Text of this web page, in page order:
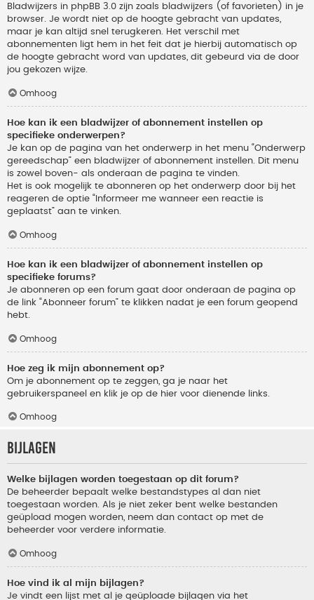
Bladwijzers in phpBB 3.0 zijn zoals bladwijzers (of favorieten) in je
browser. Je wordt niet op de hoogte gebracht van updates,
maar je kan altijd snel terugkeren. Het verschil met
abonnementen ligt hem in het feit dat je hierbij automatisch op
de hoogte gebracht word van updates, dit gebeurd via de door
jou gekozen wijze.
Omhoog
Hoe kan ik een bladwijzer of abonnement instellen op
specifieke onderwerpen?
Je kan op de pagina van het onderwerp in het menu “Onderwerp
gereedschap” een bladwijzer of abonnement instellen. Dit menu
is zowel boven- als onderaan de pagina te vinden.
Het is ook mogelijk te abonneren op het onderwerp door bij het
reageren de optie “Informeer me wanneer een reactie is
geplaatst” aan te vinken.
Omhoog
Hoe kan ik een bladwijzer of abonnement instellen op
specifieke forums?
Je abonneren op een forum gaat door onderaan de pagina op
de link “Abonneer forum” te klikken nadat je een forum geopend
hebt.
Omhoog
Hoe zeg ik mijn abonnement op?
Om je abonnement op te zeggen, ga je naar het
gebruikerspaneel en klik je op de hier voor dienende links.
Omhoog
Bijlagen
Welke bijlagen worden toegestaan op dit forum?
De beheerder bepaalt welke bestandstypes al dan niet
toegestaan worden. Als je niet zeker bent welke bestanden
geüpload mogen worden, neem dan contact op met de
beheerder voor verdere informatie.
Omhoog
Hoe vind ik al mijn bijlagen?
Je vindt een lijst met al je geüploade bijlagen via het